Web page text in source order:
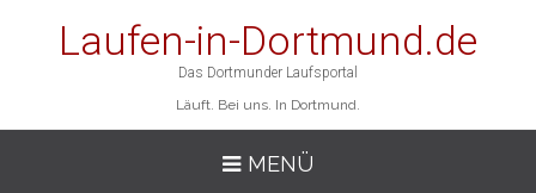
Laufen-in-Dortmund.de
Das Dortmunder Laufsportal
Läuft. Bei uns. In Dortmund.
MENÜ